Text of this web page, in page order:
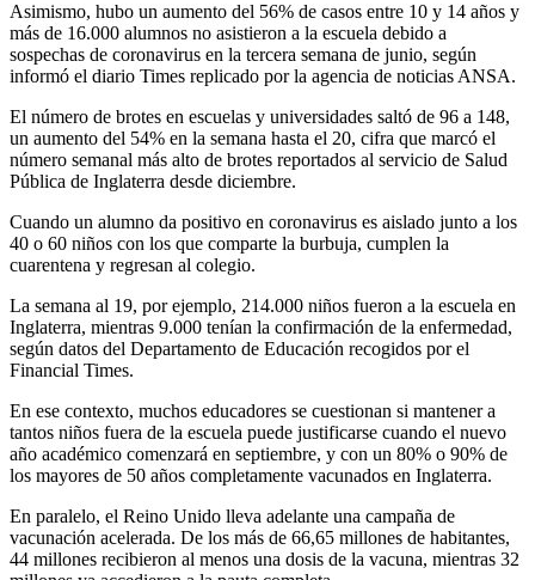
Asimismo, hubo un aumento del 56% de casos entre 10 y 14 años y
más de 16.000 alumnos no asistieron a la escuela debido a
sospechas de coronavirus en la tercera semana de junio, según
informó el diario Times replicado por la agencia de noticias ANSA.
El número de brotes en escuelas y universidades saltó de 96 a 148,
un aumento del 54% en la semana hasta el 20, cifra que marcó el
número semanal más alto de brotes reportados al servicio de Salud
Pública de Inglaterra desde diciembre.
Cuando un alumno da positivo en coronavirus es aislado junto a los
40 o 60 niños con los que comparte la burbuja, cumplen la
cuarentena y regresan al colegio.
La semana al 19, por ejemplo, 214.000 niños fueron a la escuela en
Inglaterra, mientras 9.000 tenían la confirmación de la enfermedad,
según datos del Departamento de Educación recogidos por el
Financial Times.
En ese contexto, muchos educadores se cuestionan si mantener a
tantos niños fuera de la escuela puede justificarse cuando el nuevo
año académico comenzará en septiembre, y con un 80% o 90% de
los mayores de 50 años completamente vacunados en Inglaterra.
En paralelo, el Reino Unido lleva adelante una campaña de
vacunación acelerada. De los más de 66,65 millones de habitantes,
44 millones recibieron al menos una dosis de la vacuna, mientras 32